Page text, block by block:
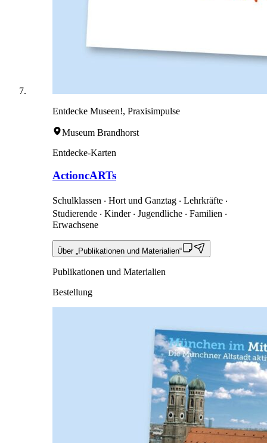
Entdecke Museen!, Praxisimpulse
Museum Brandhorst
Entdecke-Karten
ActioncARTs
Schulklassen ‧ Hort und Ganztag ‧ Lehrkräfte ‧
Studierende ‧ Kinder ‧ Jugendliche ‧ Familien ‧
Erwachsene
Über „Publikationen und Materialien“
Publikationen und Materialien
Bestellung